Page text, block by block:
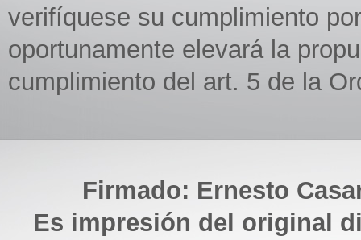
verifíquese su cumplimiento
oportunamente elevará la
cumplimiento del art. 5 de la
Firmado: Ernesto
Es impresión del original